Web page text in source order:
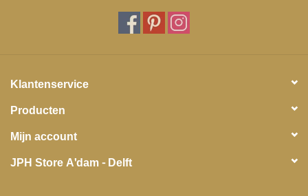
Klantenservice
Producten
Mijn account
JPH Store A'dam - Delft